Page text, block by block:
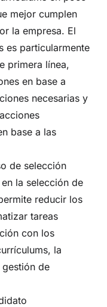
mejor cumplen
la empresa. El
es particularmente
primera línea,
en base a
necesarias y
base a las
de selección
la selección de
reducir los
tareas
con los
la
de